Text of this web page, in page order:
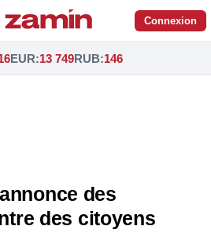
Connexion
EUR:13 749RUB:146
des
des citoyens